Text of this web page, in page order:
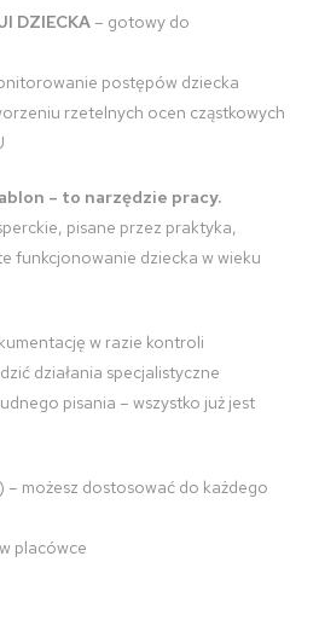
DZIECKA – gotowy do
postępów dziecka
rzetelnych ocen cząstkowych
– to narzędzie pracy.
pisane przez praktyka,
funkcjonowanie dziecka w wieku
w razie kontroli
działania specjalistyczne
pisania – wszystko już jest
możesz dostosować do każdego
placówce